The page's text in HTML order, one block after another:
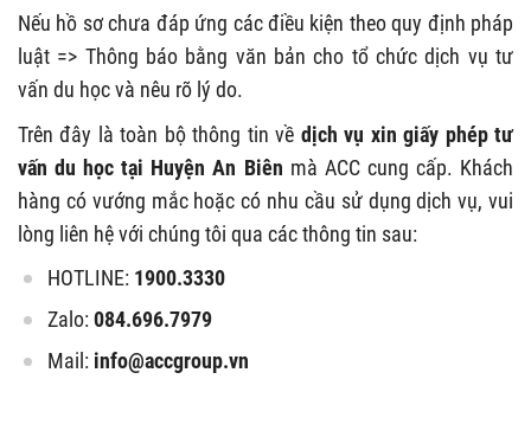
Nếu hồ sơ chưa đáp ứng các điều kiện theo quy định pháp
luật => Thông báo bằng văn bản cho tổ chức dịch vụ tư
vấn du học và nêu rõ lý do.
Trên đây là toàn bộ thông tin về dịch vụ xin giấy phép tư
vấn du học tại Huyện An Biên mà ACC cung cấp. Khách
hàng có vướng mắc hoặc có nhu cầu sử dụng dịch vụ, vui
lòng liên hệ với chúng tôi qua các thông tin sau:
HOTLINE: 1900.3330
Zalo:084.696.7979
Mail: info@accgroup.vn